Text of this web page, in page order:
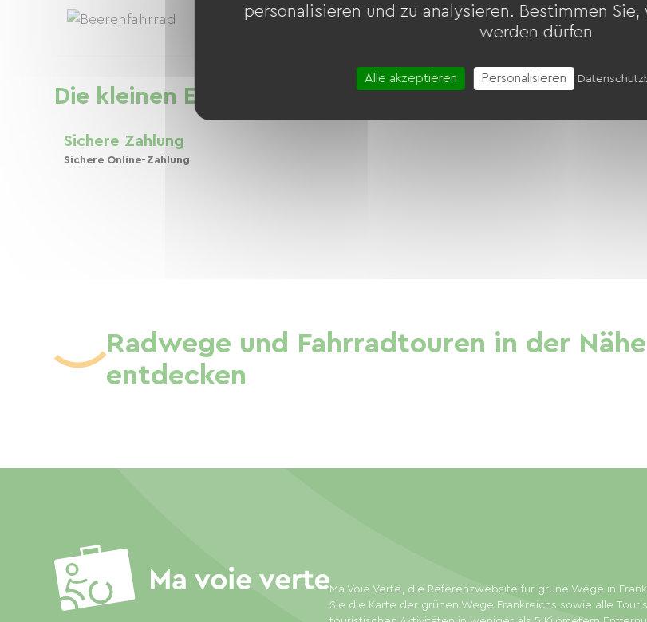
Die kleinen Extras
Sichere Zahlung
Sichere Online-Zahlung
Radwege und Fahrradtouren in der
entdecken
Ma Voie Verte, die Referenzwebsite für grüne Wege in
Sie die Karte der grünen Wege Frankreichs sowie alle
personalisieren und zu analysieren. Bestimmen
werden dürfen
Alle akzeptieren Personalisieren